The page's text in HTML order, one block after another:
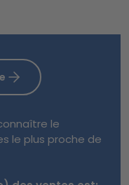
le
le plus proche de